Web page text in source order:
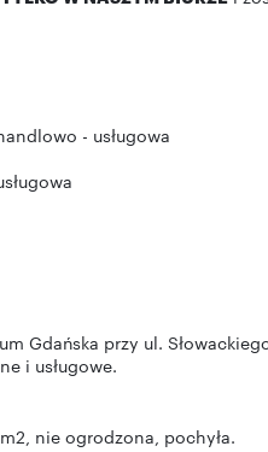
- usługowa
Gdańska przy ul.
i usługowe.
m2, nie ogrodzona, pochyła.